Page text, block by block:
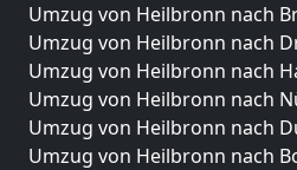
Umzug von Heilbronn nach
Umzug von Heilbronn nach
Umzug von Heilbronn nach
Umzug von Heilbronn nach
Umzug von Heilbronn nach
Umzug von Heilbronn nach